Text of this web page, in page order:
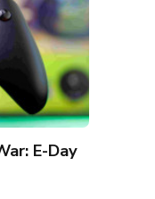
E-Day